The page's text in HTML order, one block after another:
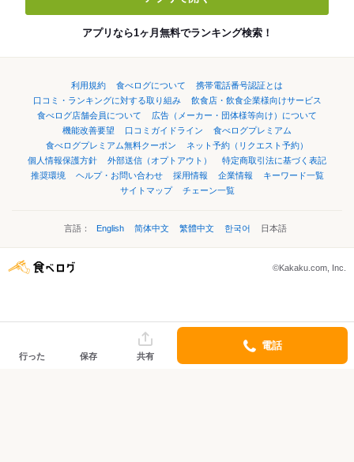
アプリなら1ヶ月無料でランキング検索！
利用規約 食べログについて
携帯電話番号認証とは
口コミ・ランキングに対する取り組み
飲食店・飲食企業様向けサービス
食べログ店舗会員について
広告（メーカー・団体様等向け）について
機能改善要望
口コミガイドライン
食べログプレミアム
食べログプレミアム無料クーポン
ネット予約（リクエスト予約）
個人情報保護方針
外部送信（オプトアウト）
特定商取引法に基づく表記
推奨環境
ヘルプ・お問い合わせ 採用情報 企業情報
キーワード一覧
サイトマップ
チェーン一覧
言語： English 简体中文 繁體中文 한국어 日本語
©Kakaku.com, Inc.
行った 保存 共有
電話